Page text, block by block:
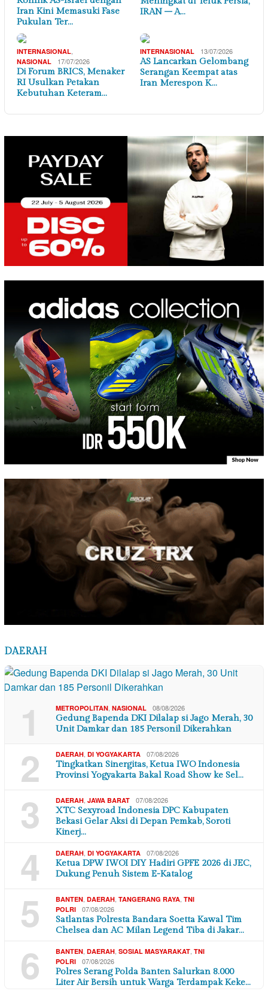
Iran Kini Memasuki Fase
Pukulan Ter…
IRAN – A…
INTERNASIONAL
NASIONAL 17/07/2026
Di Forum BRICS, Menaker
RI Usulkan Petakan
Kebutuhan Keteram…
INTERNASIONAL 13/07/2026
AS Lancarkan Gelombang
Serangan Keempat atas
Iran Merespon K…
DAERAH
1 METROPOLITAN NASIONAL 08/08/2026
Gedung Bapenda DKI Dilalap si Jago Merah, 30
Unit Damkar dan 185 Personil Dikerahkan
2 DAERAH DI YOGYAKARTA 07/08/2026
Tingkatkan Sinergitas, Ketua IWO Indonesia
Provinsi Yogyakarta Bakal Road Show ke Sel…
3 DAERAH JAWA BARAT 07/08/2026
XTC Sexyroad Indonesia DPC Kabupaten
Bekasi Gelar Aksi di Depan Pemkab, Soroti
Kinerj…
4 DAERAH DI YOGYAKARTA 07/08/2026
Ketua DPW IWOI DIY Hadiri GPFE 2026 di JEC,
Dukung Penuh Sistem E-Katalog
5 BANTEN DAERAH TANGERANG RAYA TNI
POLRI
07/08/2026
Satlantas Polresta Bandara Soetta Kawal Tim
Chelsea dan AC Milan Legend Tiba di Jakar…
6 BANTEN DAERAH SOSIAL MASYARAKAT TNI
POLRI
07/08/2026
Polres Serang Polda Banten Salurkan 8.000
Liter Air Bersih untuk Warga Terdampak Keke…